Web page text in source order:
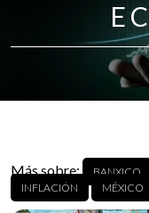
Más sobre: BANXICO
INFLACIÓN
MÉXICO